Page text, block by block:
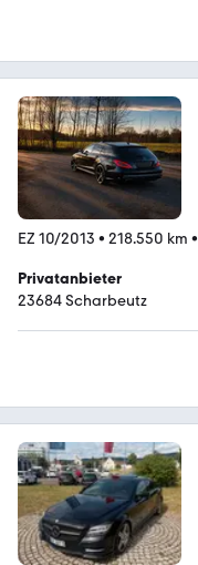
EZ 10/2013 • 218.550 km •
Privatanbieter
23684 Scharbeutz